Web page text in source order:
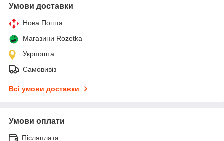
Умови доставки
Нова Пошта
Магазини Rozetka
Укрпошта
Самовивіз
Всі умови доставки
Умови оплати
Післяплата